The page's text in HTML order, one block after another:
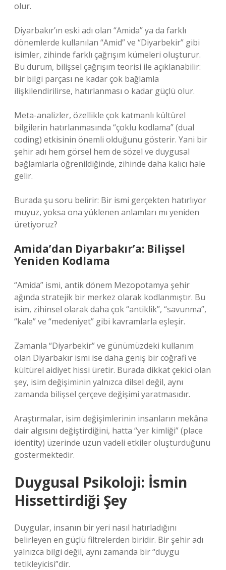
olur.
Diyarbakır’ın eski adı olan “Amida” ya da farklı
dönemlerde kullanılan “Amid” ve “Diyarbekir” gibi
isimler, zihinde farklı çağrışım kümeleri oluşturur.
Bu durum, bilişsel çağrışım teorisi ile açıklanabilir:
bir bilgi parçası ne kadar çok bağlamla
ilişkilendirilirse, hatırlanması o kadar güçlü olur.
Meta-analizler, özellikle çok katmanlı kültürel
bilgilerin hatırlanmasında “çoklu kodlama” (dual
coding) etkisinin önemli olduğunu gösterir. Yani bir
şehir adı hem görsel hem de sözel ve duygusal
bağlamlarla öğrenildiğinde, zihinde daha kalıcı hale
gelir.
Burada şu soru belirir: Bir ismi gerçekten hatırlıyor
muyuz, yoksa ona yüklenen anlamları mı yeniden
üretiyoruz?
Amida’dan Diyarbakır’a: Bilişsel
Yeniden Kodlama
“Amida” ismi, antik dönem Mezopotamya şehir
ağında stratejik bir merkez olarak kodlanmıştır. Bu
isim, zihinsel olarak daha çok “antiklik”, “savunma”,
“kale” ve “medeniyet” gibi kavramlarla eşleşir.
Zamanla “Diyarbekir” ve günümüzdeki kullanım
olan Diyarbakır ismi ise daha geniş bir coğrafi ve
kültürel aidiyet hissi üretir. Burada dikkat çekici olan
şey, isim değişiminin yalnızca dilsel değil, aynı
zamanda bilişsel çerçeve değişimi yaratmasıdır.
Araştırmalar, isim değişimlerinin insanların mekâna
dair algısını değiştirdiğini, hatta “yer kimliği” (place
identity) üzerinde uzun vadeli etkiler oluşturduğunu
göstermektedir.
Duygusal Psikoloji: İsmin
Hissettirdiği Şey
Duygular, insanın bir yeri nasıl hatırladığını
belirleyen en güçlü filtrelerden biridir. Bir şehir adı
yalnızca bilgi değil, aynı zamanda bir “duygu
tetikleyicisi”dir.